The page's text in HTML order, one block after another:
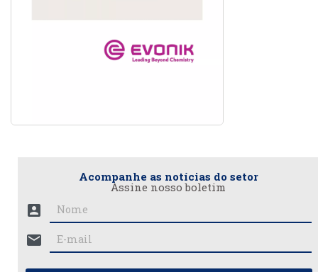
Acompanhe as notícias do setor
Assine nosso boletim
account_box
mail